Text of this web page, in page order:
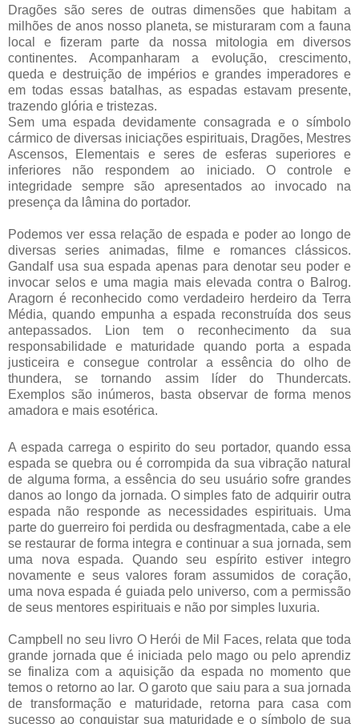
Dragões são seres de outras dimensões que habitam a
milhões de anos nosso planeta, se misturaram com a fauna
local e fizeram parte da nossa mitologia em diversos
continentes. Acompanharam a evolução, crescimento,
queda e destruição de impérios e grandes imperadores e
em todas essas batalhas, as espadas estavam presente,
trazendo glória e tristezas.
Sem uma espada devidamente consagrada e o símbolo
cármico de diversas iniciações espirituais, Dragões, Mestres
Ascensos, Elementais e seres de esferas superiores e
inferiores não respondem ao iniciado. O controle e
integridade sempre são apresentados ao invocado na
presença da lâmina do portador.
Podemos ver essa relação de espada e poder ao longo de
diversas series animadas, filme e romances clássicos.
Gandalf usa sua espada apenas para denotar seu poder e
invocar selos e uma magia mais elevada contra o Balrog.
Aragorn é reconhecido como verdadeiro herdeiro da Terra
Média, quando empunha a espada reconstruída dos seus
antepassados. Lion tem o reconhecimento da sua
responsabilidade e maturidade quando porta a espada
justiceira e consegue controlar a essência do olho de
thundera, se tornando assim líder do Thundercats.
Exemplos são inúmeros, basta observar de forma menos
amadora e mais esotérica.
A espada carrega o espirito do seu portador, quando essa
espada se quebra ou é corrompida da sua vibração natural
de alguma forma, a essência do seu usuário sofre grandes
danos ao longo da jornada. O simples fato de adquirir outra
espada não responde as necessidades espirituais. Uma
parte do guerreiro foi perdida ou desfragmentada, cabe a ele
se restaurar de forma integra e continuar a sua jornada, sem
uma nova espada. Quando seu espírito estiver integro
novamente e seus valores foram assumidos de coração,
uma nova espada é guiada pelo universo, com a permissão
de seus mentores espirituais e não por simples luxuria.
Campbell no seu livro O Herói de Mil Faces, relata que toda
grande jornada que é iniciada pelo mago ou pelo aprendiz
se finaliza com a aquisição da espada no momento que
temos o retorno ao lar. O garoto que saiu para a sua jornada
de transformação e maturidade, retorna para casa com
sucesso ao conquistar sua maturidade e o símbolo de sua